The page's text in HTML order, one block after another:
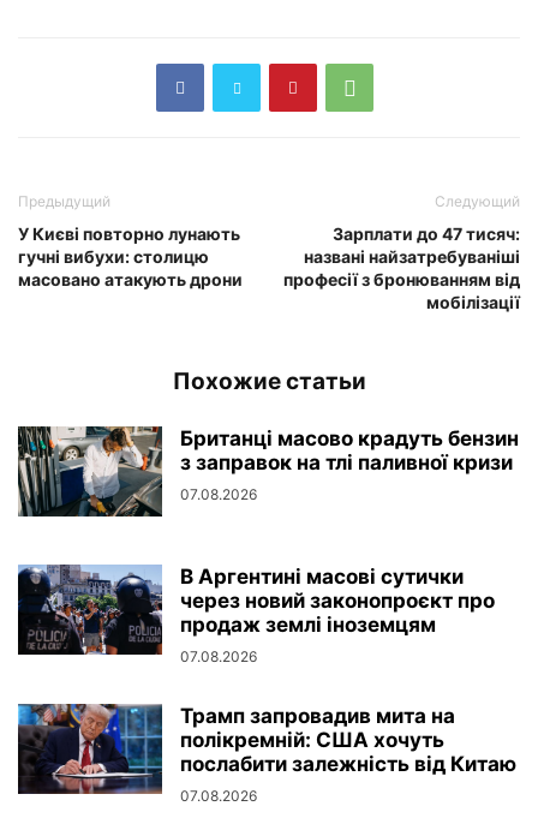
Предыдущий
У Києві повторно лунають
гучні вибухи: столицю
масовано атакують дрони
Следующий
Зарплати до 47 тисяч:
названі найзатребуваніші
професії з бронюванням від
мобілізації
Похожие статьи
Британці масово крадуть бензин
з заправок на тлі паливної кризи
07.08.2026
В Аргентині масові сутички
через новий законопроєкт про
продаж землі іноземцям
07.08.2026
Трамп запровадив мита на
полікремній: США хочуть
послабити залежність від Китаю
07.08.2026